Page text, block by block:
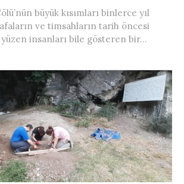
büyük kısımları binlerce yıl
ve timsahların tarih öncesi
insanları bile gösteren bir...